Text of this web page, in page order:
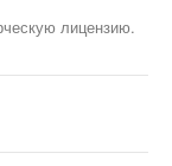
лицензию.